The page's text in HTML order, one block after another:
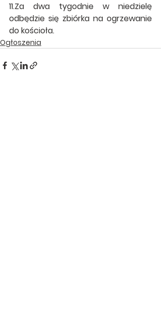
11.Za dwa tygodnie w niedzielę
odbędzie się zbiórka na ogrzewanie
do kościoła.
Ogłoszenia